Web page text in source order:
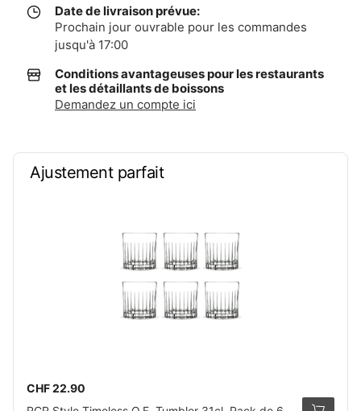
Date de livraison prévue:
Prochain jour ouvrable pour les commandes
jusqu'à 17:00
Conditions avantageuses pour les restaurants
et les détaillants de boissons
Demandez un compte ici
Ajustement parfait
CHF 22.90